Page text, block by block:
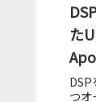
た
つオ